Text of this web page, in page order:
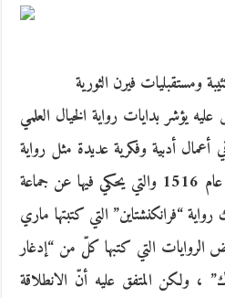
ومستقبليات فيرن الثورية
يؤشر بدايات رواية الخيال العلمي
أعمال أدبية وفكرية عديدة مثل رواية
يوتوبيا التي كتبها “توماس مور” عام 1516 والتي يحكي فيها عن جماعة
“فرانكنشتاين” التي كتبتها ماري
جانب بعض الروايات التي كتبها كلّ من “إدغار
، ولكن المتفق عليه أنّ الانطلاقة